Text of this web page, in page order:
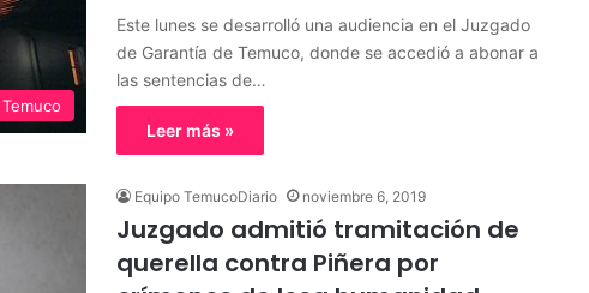
Temuco
Este lunes se desarrolló una audiencia en el Juzgado
de Garantía de Temuco, donde se accedió a abonar a
las sentencias de…
Leer más »
Equipo TemucoDiario noviembre 6, 2019
Juzgado admitió tramitación de
querella contra Piñera por